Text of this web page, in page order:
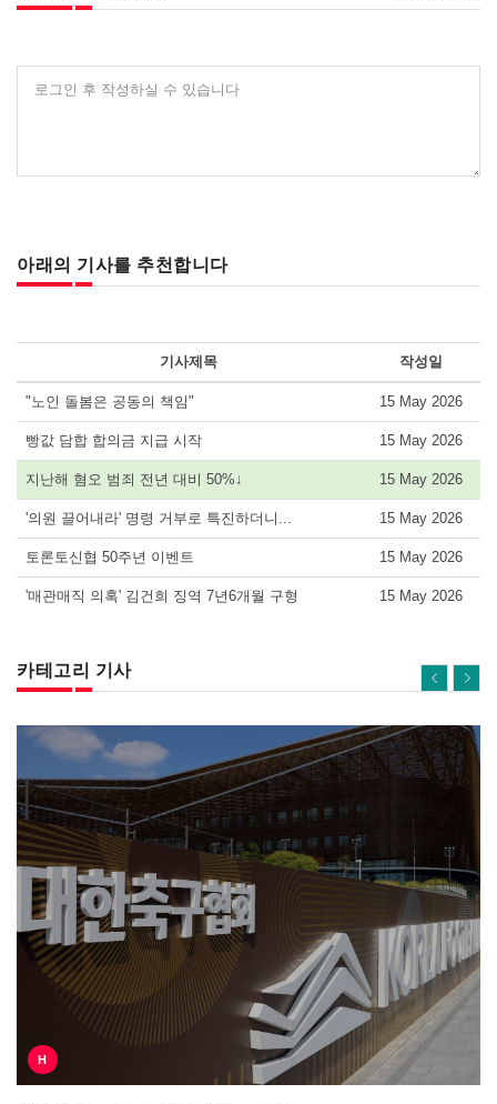
로그인 후 작성하실 수 있습니다
아래의 기사를 추천합니다
기사제목 작성일
"노인 돌봄은 공동의 책임" 15 May 2026
빵값 담합 합의금 지급 시작 15 May 2026
지난해 혐오 범죄 전년 대비 50%↓ 15 May 2026
'의원 끌어내라' 명령 거부로 특진하더니... 15 May 2026
토론토신협 50주년 이벤트 15 May 2026
'매관매직 의혹' 김건희 징역 7년6개월 구형 15 May 2026
카테고리 기사
H